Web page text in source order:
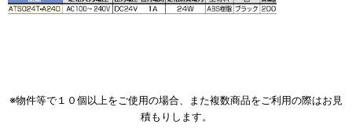
※物件等で１０個以上をご使用の場合、また複数商品をご利用の際はお見
積もりします。